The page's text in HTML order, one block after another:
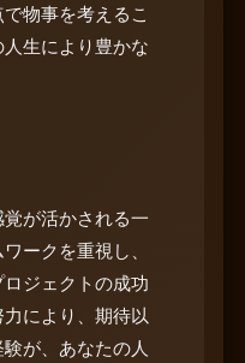
物事を考えるこ
生により豊かな
が活かされる一
ークを重視し、
ジェクトの成功
により、期待以
が、あなたの人